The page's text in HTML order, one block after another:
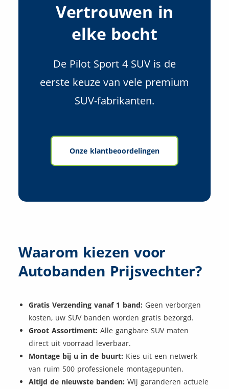
Vertrouwen in
elke bocht
De Pilot Sport 4 SUV is de
eerste keuze van vele premium
SUV-fabrikanten.
Onze klantbeoordelingen
Waarom kiezen voor
Autobanden Prijsvechter?
Gratis Verzending vanaf 1 band: Geen verborgen
kosten, uw SUV banden worden gratis bezorgd.
Groot Assortiment: Alle gangbare SUV maten
direct uit voorraad leverbaar.
Montage bij u in de buurt: Kies uit een netwerk
van ruim 500 professionele montagepunten.
Altijd de nieuwste banden: Wij garanderen actuele